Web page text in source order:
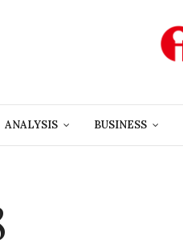
ANALYSIS BUSINESS